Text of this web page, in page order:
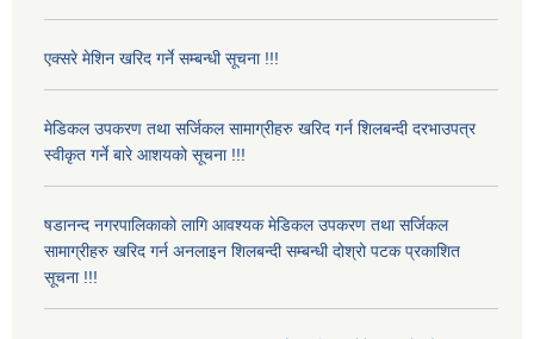
एक्सरे मेशिन खरिद गर्ने सम्बन्धी सूचना !!!
मेडिकल उपकरण तथा सर्जिकल सामाग्रीहरु खरिद गर्न शिलबन्दी दरभाउपत्र
स्वीकृत गर्ने बारे आशयको सूचना !!!
षडानन्द नगरपालिकाको लागि आवश्यक मेडिकल उपकरण तथा सर्जिकल
सामाग्रीहरु खरिद गर्न अनलाइन शिलबन्दी सम्बन्धी दोश्रो पटक प्रकाशित
सूचना !!!